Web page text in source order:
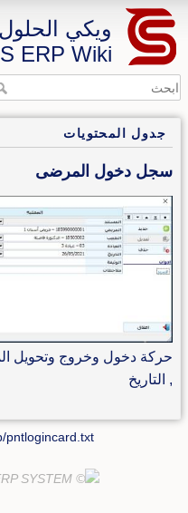
ويكي
ERP Wiki
جدول المحتويات
سجل دخول المرضى
حركة دخول وخروج وتحويل
, التاريخ
pntlogincard.txt